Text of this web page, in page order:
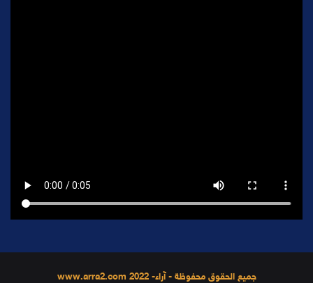
جميع الحقوق محفوظة - آراء- 2022 www.arra2.com